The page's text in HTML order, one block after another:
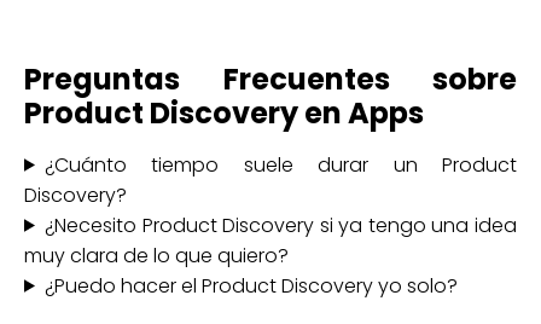
Preguntas Frecuentes sobre
Product Discovery en Apps
¿Cuánto tiempo suele durar un Product
Discovery?
¿Necesito Product Discovery si ya tengo una idea
muy clara de lo que quiero?
¿Puedo hacer el Product Discovery yo solo?